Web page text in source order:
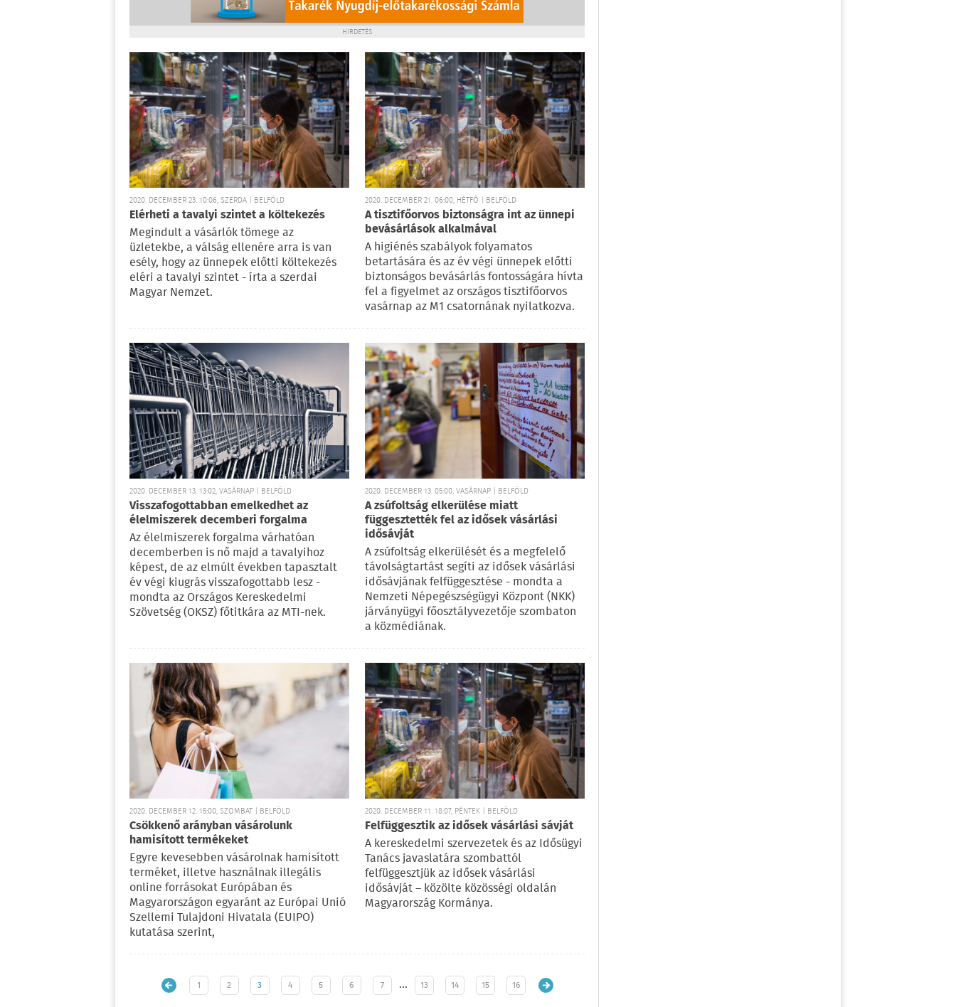
HIRDETÉS
2020. DECEMBER 23. 10:06, SZERDA | BELFÖLD
Elérheti a tavalyi szintet a költekezés
Megindult a vásárlók tömege az
üzletekbe, a válság ellenére arra is van
esély, hogy az ünnepek előtti költekezés
eléri a tavalyi szintet - írta a szerdai
Magyar Nemzet.
2020. DECEMBER 21. 06:00, HÉTFŐ | BELFÖLD
A tisztifőorvos biztonságra int az ünnepi
bevásárlások alkalmával
A higiénés szabályok folyamatos
betartására és az év végi ünnepek előtti
biztonságos bevásárlás fontosságára hívta
fel a figyelmet az országos tisztifőorvos
vasárnap az M1 csatornának nyilatkozva.
2020. DECEMBER 13. 13:02, VASÁRNAP | BELFÖLD
Visszafogottabban emelkedhet az
élelmiszerek decemberi forgalma
Az élelmiszerek forgalma várhatóan
decemberben is nő majd a tavalyihoz
képest, de az elmúlt években tapasztalt
év végi kiugrás visszafogottabb lesz -
mondta az Országos Kereskedelmi
Szövetség (OKSZ) főtitkára az MTI-nek.
2020. DECEMBER 13. 05:00, VASÁRNAP | BELFÖLD
A zsúfoltság elkerülése miatt
függesztették fel az idősek vásárlási
idősávját
A zsúfoltság elkerülését és a megfelelő
távolságtartást segíti az idősek vásárlási
idősávjának felfüggesztése - mondta a
Nemzeti Népegészségügyi Központ (NKK)
járványügyi főosztályvezetője szombaton
a közmédiának.
2020. DECEMBER 12. 15:00, SZOMBAT | BELFÖLD
Csökkenő arányban vásárolunk
hamisított termékeket
Egyre kevesebben vásárolnak hamisított
terméket, illetve használnak illegális
online forrásokat Európában és
Magyarországon egyaránt az Európai Unió
Szellemi Tulajdoni Hivatala (EUIPO)
kutatása szerint,
2020. DECEMBER 11. 18:07, PÉNTEK | BELFÖLD
Felfüggesztik az idősek vásárlási sávját
A kereskedelmi szervezetek és az Idősügyi
Tanács javaslatára szombattól
felfüggesztjük az idősek vásárlási
idősávját – közölte közösségi oldalán
Magyarország Kormánya.
1 2 3 4 5 6 7 … 13 14 15 16